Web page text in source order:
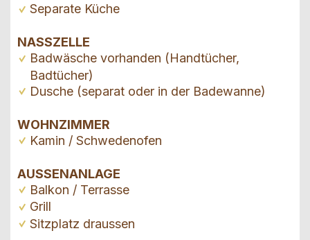
Separate Küche
NASSZELLE
Badwäsche vorhanden (Handtücher,
Badtücher)
Dusche (separat oder in der Badewanne)
WOHNZIMMER
Kamin / Schwedenofen
AUSSENANLAGE
Balkon / Terrasse
Grill
Sitzplatz draussen